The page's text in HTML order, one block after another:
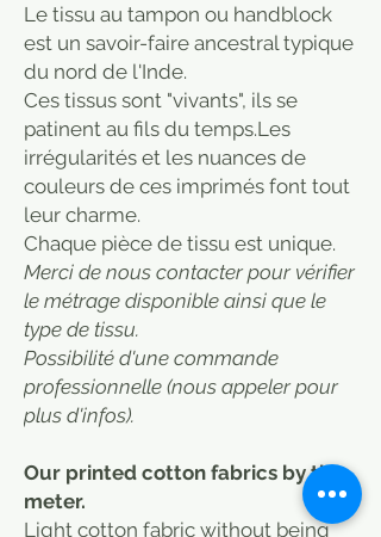
Le tissu au tampon ou handblock
est un savoir-faire ancestral typique
du nord de l'Inde.
Ces tissus sont "vivants", ils se
patinent au fils du temps.Les
irrégularités et les nuances de
couleurs de ces imprimés font tout
leur charme.
​Chaque pièce de tissu est unique.
Merci de nous contacter pour vérifier
le métrage disponible ainsi que le
type de tissu.
Possibilité d'une commande
professionnelle (nous appeler pour
plus d'infos).
Our printed cotton fabrics by the
meter.
Light cotton fabric without being